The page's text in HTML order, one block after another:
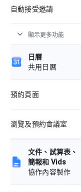
自動接受邀請
expand_more 顯示更多功能
日曆
共用日曆
預約頁面
瀏覽及預約會議室
文件、試算表、
簡報和 Vids
協作內容製作